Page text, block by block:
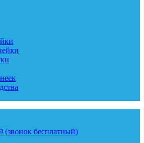
(звонок бесплатный)